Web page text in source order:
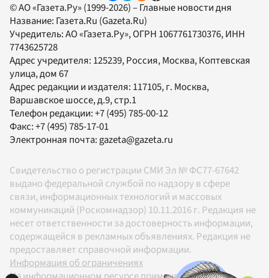
© АО «Газета.Ру» (1999-2026) – Главные новости дня
Название: Газета.Ru (Gazeta.Ru)
Учредитель:АО «Газета.Ру», ОГРН 1067761730376, ИНН
7743625728
Адрес учредителя: 125239, Россия, Москва, Коптевская
улица, дом 67
Адрес редакции и издателя: 117105, г. Москва,
Варшавское шоссе, д.9, стр.1
Телефон редакции:+7 (495) 785-00-12
Факс:+7 (495) 785-17-01
Электронная почта:gazeta@gazeta.ru
Свидетельство о регистрации СМИ Эл № ФС77-67642
выдано федеральной службой по надзору в сфере
связи, информационных технологий и массовых
коммуникаций (Роскомнадзор) 10.11.2016 г. Редакция не
несет ответственности за достоверность информации,
содержащейся в рекламных объявлениях. Редакция не
предоставляет справочной информации.
Информация об ограничениях